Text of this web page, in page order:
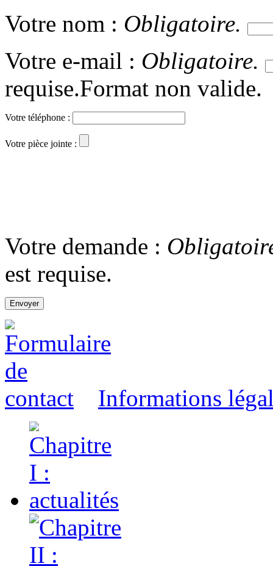
Votre nom : Obligatoire.
Votre e-mail : Obligatoire.
requise.Format non valide.
Votre téléphone :
Votre pièce jointe :
Votre demande :
est requise.
Informations